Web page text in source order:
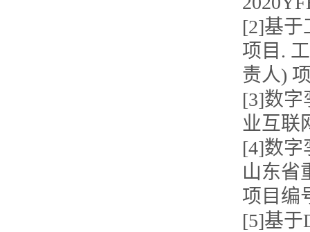
[2]基于
项目.
责人)
[3]数字
业互联
[4]数字
山东省
项目编
[5]基于